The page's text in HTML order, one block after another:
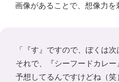
画像があることで、想像力を
「『す』ですので、ぼくは
それで、『シーフードカレ
予想してるんですけどね（笑